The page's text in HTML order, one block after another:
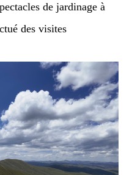
de jardinage à
des visites